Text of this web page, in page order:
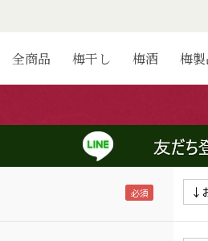
全商品 梅干し 梅酒 梅
せ
フォームにご記入のうえ送信してください。
る内容につきましては、
告のご提案や業販取引についてのお問い合